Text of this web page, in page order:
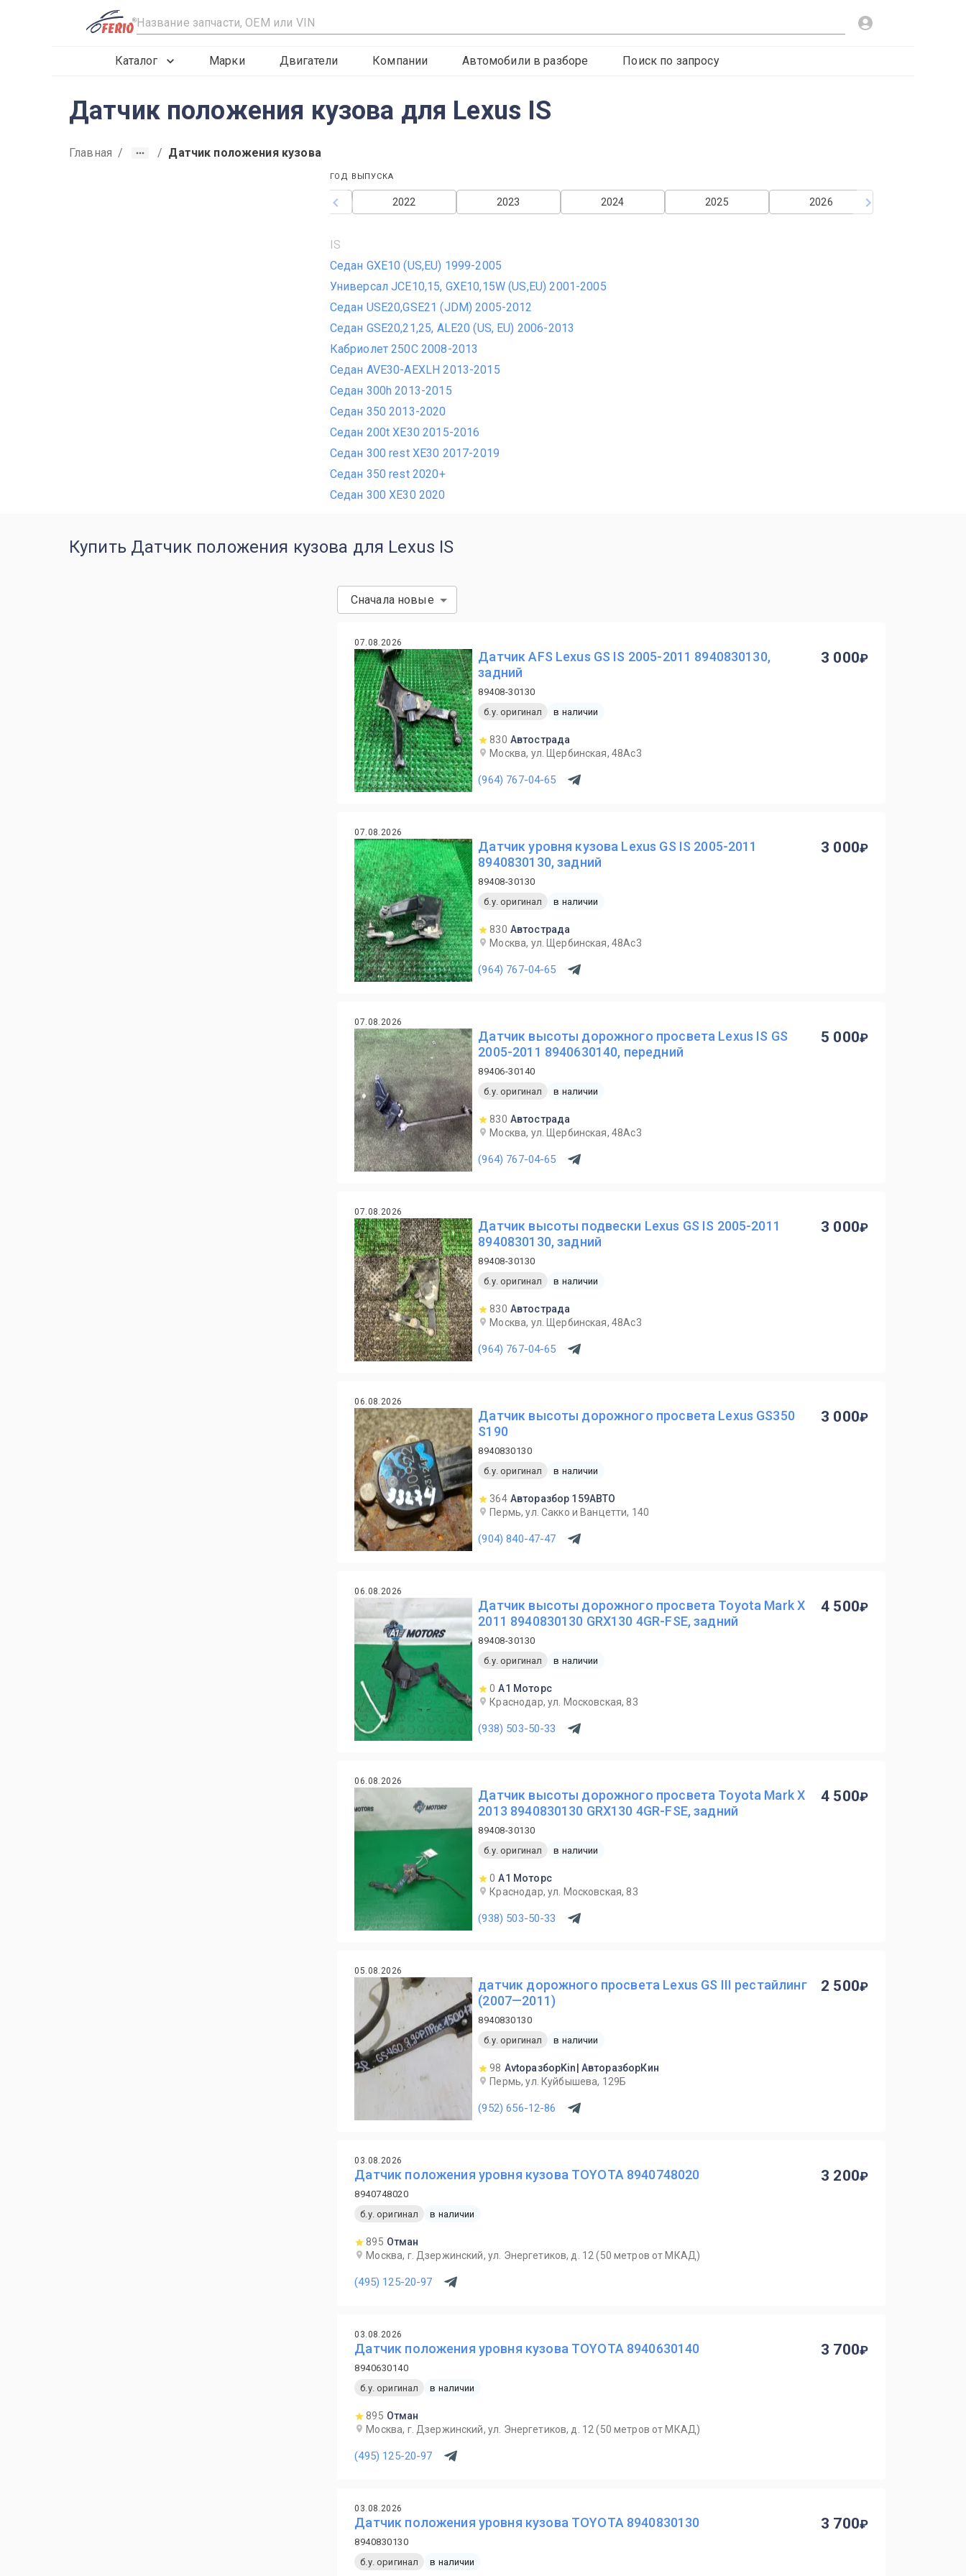
R
Каталог Марки Двигатели Компании Автомобили в разборе Поиск по запросу
Датчик положения кузова для Lexus IS
Главная / / Датчик положения кузова
ГОД ВЫПУСКА
2026
2025
2024
2023
2022
IS
Седан GXE10 (US,EU) 1999-2005
Универсал JCE10,15, GXE10,15W (US,EU) 2001-2005
Седан USE20,GSE21 (JDM) 2005-2012
Седан GSE20,21,25, ALE20 (US, EU) 2006-2013
Кабриолет 250C 2008-2013
Седан AVE30-AEXLH 2013-2015
Седан 300h 2013-2015
Седан 350 2013-2020
Седан 200t XE30 2015-2016
Седан 300 rest XE30 2017-2019
Седан 350 rest 2020+
Седан 300 XE30 2020
Купить Датчик положения кузова для Lexus IS
Сначала новые
07.08.2026
Датчик AFS Lexus GS IS 2005-2011 8940830130,
задний
89408-30130
б.у. оригинал
в наличии
830 Автострада
Москва, ул. Щербинская, 48Ас3
(964) 767-04-65
3 000
07.08.2026
Датчик уровня кузова Lexus GS IS 2005-2011
8940830130, задний
89408-30130
б.у. оригинал
в наличии
830 Автострада
Москва, ул. Щербинская, 48Ас3
(964) 767-04-65
3 000
07.08.2026
Датчик высоты дорожного просвета Lexus IS GS
2005-2011 8940630140, передний
89406-30140
б.у. оригинал
в наличии
830 Автострада
Москва, ул. Щербинская, 48Ас3
(964) 767-04-65
5 000
07.08.2026
Датчик высоты подвески Lexus GS IS 2005-2011
8940830130, задний
89408-30130
б.у. оригинал
в наличии
830 Автострада
Москва, ул. Щербинская, 48Ас3
(964) 767-04-65
3 000
06.08.2026
Датчик высоты дорожного просвета Lexus GS350
S190
8940830130
б.у. оригинал
в наличии
364 Авторазбор 159АВТО
Пермь, ул. Сакко и Ванцетти, 140
(904) 840-47-47
3 000
06.08.2026
Датчик высоты дорожного просвета Toyota Mark X
2011 8940830130 GRX130 4GR-FSE, задний
89408-30130
б.у. оригинал
в наличии
0 А1 Моторс
Краснодар, ул. Московская, 83
(938) 503-50-33
4 500
06.08.2026
Датчик высоты дорожного просвета Toyota Mark X
2013 8940830130 GRX130 4GR-FSE, задний
89408-30130
б.у. оригинал
в наличии
0 А1 Моторс
Краснодар, ул. Московская, 83
(938) 503-50-33
4 500
05.08.2026
датчик дорожного просвета Lexus GS III рестайлинг
(2007—2011)
8940830130
б.у. оригинал
в наличии
98 AvtoразборKin| АвторазборКин
Пермь, ул. Куйбышева, 129Б
(952) 656-12-86
2 500
03.08.2026
Датчик положения уровня кузова TOYOTA 8940748020
8940748020
б.у. оригинал
в наличии
895 Отман
Москва, г. Дзержинский, ул. Энергетиков, д. 12 (50 метров от МКАД)
(495) 125-20-97
3 200
03.08.2026
Датчик положения уровня кузова TOYOTA 8940630140
8940630140
б.у. оригинал
в наличии
895 Отман
Москва, г. Дзержинский, ул. Энергетиков, д. 12 (50 метров от МКАД)
(495) 125-20-97
3 700
03.08.2026
Датчик положения уровня кузова TOYOTA 8940830130
8940830130
б.у. оригинал
в наличии
3 700